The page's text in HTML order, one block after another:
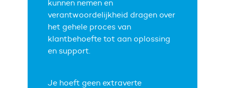
kunnen nemen en
verantwoordelijkheid dragen over
het gehele proces van
klantbehoefte tot aan oplossing
en support.
Je hoeft geen extraverte